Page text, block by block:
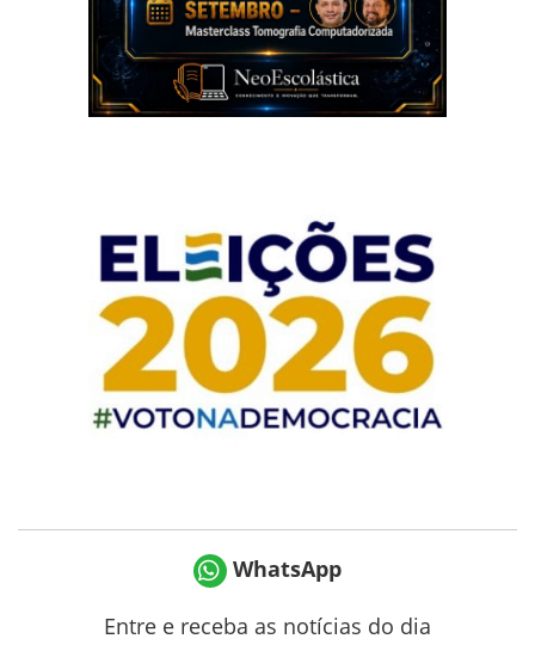
WhatsApp
Entre e receba as notícias do dia